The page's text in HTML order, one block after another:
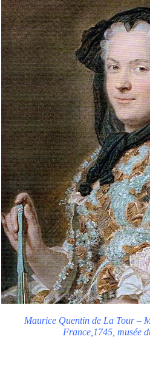
Maurice Quentin de La Tour –
France,1745, musée